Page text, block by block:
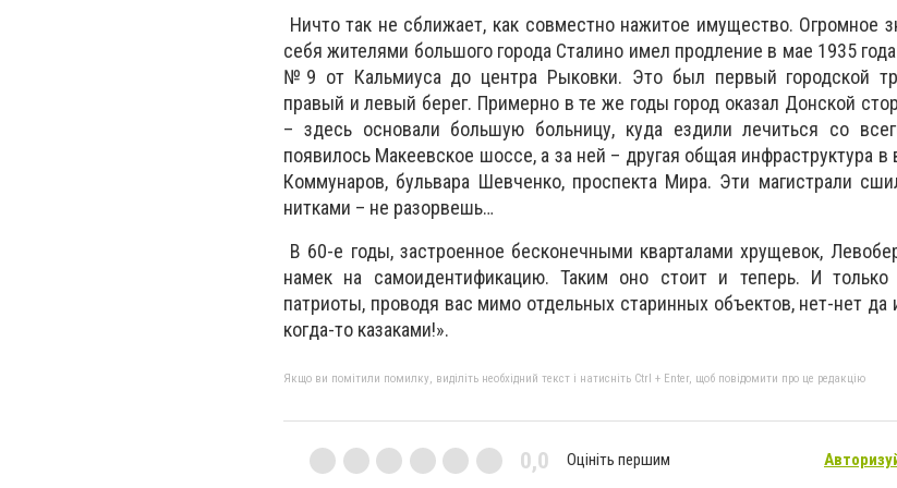
Ничто так не сближает, как совместно нажитое имущество. Огромное
себя жителями большого города Сталино имел продление в мае 1935
№9 от Кальмиуса до центра Рыковки. Это был первый городской
правый и левый берег. Примерно в те же годы город оказал Донской
– здесь основали большую больницу, куда ездили лечиться со
появилось Макеевское шоссе, а за ней – другая общая инфраструктура
Коммунаров, бульвара Шевченко, проспекта Мира. Эти магистрали
нитками – не разорвешь…
В 60-е годы, застроенное бесконечными кварталами хрущевок,
намек на самоидентификацию. Таким оно стоит и теперь. И только
патриоты, проводя вас мимо отдельных старинных объектов, нет-нет
когда-то казаками!».
Якщо ви помітили помилку, виділіть необхідний текст і натисніть Ctrl + Enter, щоб повідомити про це редакцію
0,0 Оцініть першим